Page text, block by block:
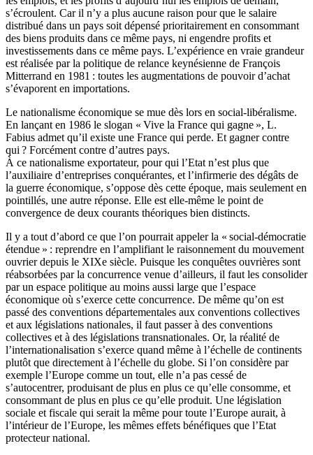
s’écroulent. Car il n’y a plus aucune raison pour que le salaire
distribué dans un pays soit dépensé prioritairement en consommant
des biens produits dans ce même pays, ni engendre profits et
investissements dans ce même pays. L’expérience en vraie grandeur
est réalisée par la politique de relance keynésienne de François
Mitterrand en 1981 : toutes les augmentations de pouvoir d’achat
s’évaporent en importations.
Le nationalisme économique se mue dès lors en social-libéralisme.
En lançant en 1986 le slogan « Vive la France qui gagne », L.
Fabius admet qu’il existe une France qui perde. Et gagner contre
qui ? Forcément contre d’autres pays.
À ce nationalisme exportateur, pour qui l’Etat n’est plus que
l’auxiliaire d’entreprises conquérantes, et l’infirmerie des dégâts de
la guerre économique, s’oppose dès cette époque, mais seulement en
pointillés, une autre réponse. Elle est elle-même le point de
convergence de deux courants théoriques bien distincts.
Il y a tout d’abord ce que l’on pourrait appeler la « social-démocratie
étendue » : reprendre en l’amplifiant le raisonnement du mouvement
ouvrier depuis le XIXe siècle. Puisque les conquêtes ouvrières sont
réabsorbées par la concurrence venue d’ailleurs, il faut les consolider
par un espace politique au moins aussi large que l’espace
économique où s’exerce cette concurrence. De même qu’on est
passé des conventions départementales aux conventions collectives
et aux législations nationales, il faut passer à des conventions
collectives et à des législations transnationales. Or, la réalité de
l’internationalisation s’exerce quand même à l’échelle de continents
plutôt que directement à l’échelle du globe. Si l’on considère par
exemple l’Europe comme un tout, elle n’a pas cessé de
s’autocentrer, produisant de plus en plus ce qu’elle consomme, et
consommant de plus en plus ce qu’elle produit. Une législation
sociale et fiscale qui serait la même pour toute l’Europe aurait, à
l’intérieur de l’Europe, les mêmes effets bénéfiques que l’Etat
protecteur national.